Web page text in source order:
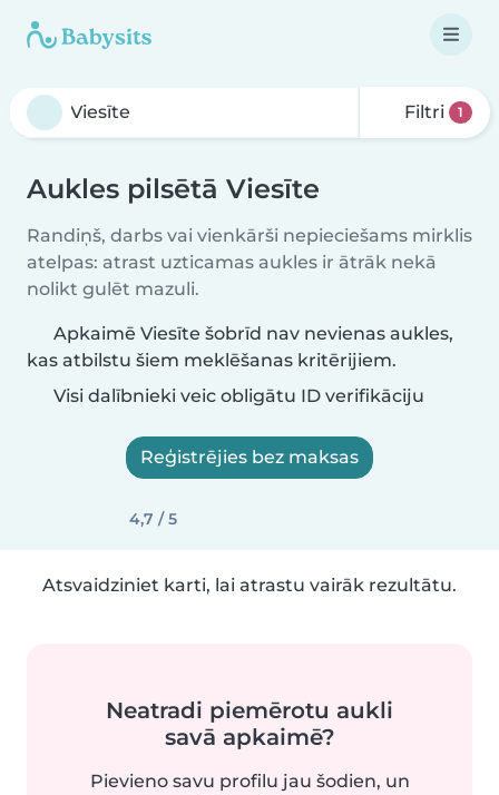
Filtri 1
Aukles pilsētā Viesīte
Randiņš, darbs vai vienkārši nepieciešams mirklis
atelpas: atrast uzticamas aukles ir ātrāk nekā
nolikt gulēt mazuli.
Apkaimē Viesīte šobrīd nav nevienas aukles,
kas atbilstu šiem meklēšanas kritērijiem.
Visi dalībnieki veic obligātu ID verifikāciju
Reģistrējies bez maksas
4,7 / 5
Atsvaidziniet karti, lai atrastu vairāk rezultātu.
Neatradi piemērotu aukli
savā apkaimē?
Pievieno savu profilu jau šodien, un